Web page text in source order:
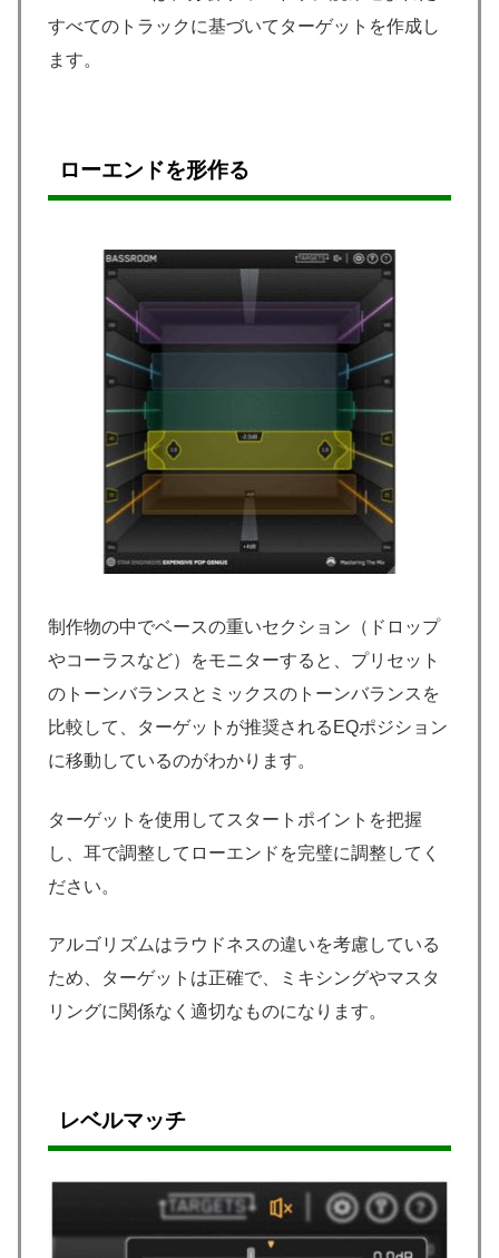
すべてのトラックに基づいてターゲットを作成し
ます。
ローエンドを形作る
制作物の中でベースの重いセクション（ドロップ
やコーラスなど）をモニターすると、プリセット
のトーンバランスとミックスのトーンバランスを
比較して、ターゲットが推奨されるEQポジション
に移動しているのがわかります。
ターゲットを使用してスタートポイントを把握
し、耳で調整してローエンドを完璧に調整してく
ださい。
アルゴリズムはラウドネスの違いを考慮している
ため、ターゲットは正確で、ミキシングやマスタ
リングに関係なく適切なものになります。
レベルマッチ